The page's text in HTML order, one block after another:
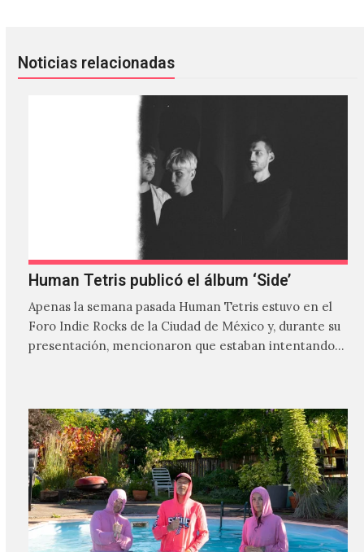
Noticias relacionadas
Human Tetris publicó el álbum ‘Side’
Apenas la semana pasada Human Tetris estuvo en el
Foro Indie Rocks de la Ciudad de México y, durante su
presentación, mencionaron que estaban intentando…